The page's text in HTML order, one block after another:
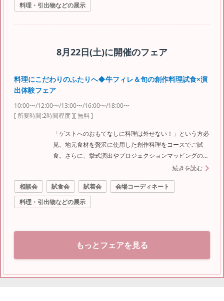
料理・引出物などの展示
8月22日(土)に開催のフェア
料理にこだわりのふたりへ◆牛フィレ＆旬の創作料理試食×演
出体験フェア
10:00〜/12:00〜/13:00〜/16:00〜/18:00〜
[ 所要時間:2時間程度][ 無料 ]
「ゲストへのおもてなしに料理は外せない！」という方必
見。地元食材を贅沢に使用した創作料理をコースでご試
食。さらに、挙式演出やプロジェクションマッピングの最
新映像演出も体感可能。美味しさと感動を両立したいおふ
続きを読む
相談会 試食会 試着会
会場コーディネート
料理・引出物などの展示
もっとフェアを見る